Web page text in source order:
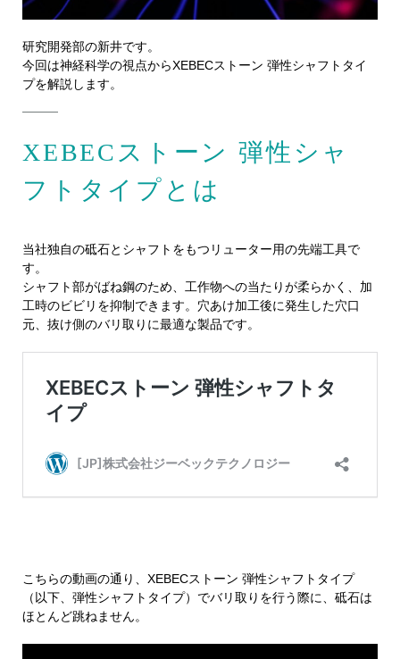
研究開発部の新井です。
今回は神経科学の視点からXEBECストーン 弾性シャフトタイ
プを解説します。
XEBECストーン 弾性シャ
フトタイプとは
当社独自の砥石とシャフトをもつリューター用の先端工具で
す。
シャフト部がばね鋼のため、工作物への当たりが柔らかく、加
工時のビビリを抑制できます。穴あけ加工後に発生した穴口
元、抜け側のバリ取りに最適な製品です。
こちらの動画の通り、XEBECストーン 弾性シャフトタイプ
（以下、弾性シャフトタイプ）でバリ取りを行う際に、砥石は
ほとんど跳ねません。